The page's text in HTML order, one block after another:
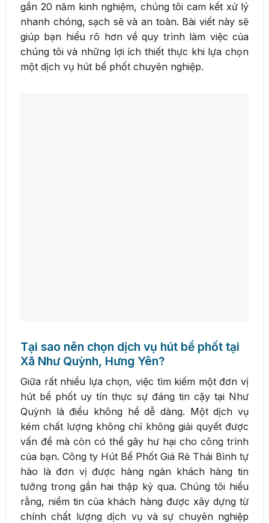
gần 20 năm kinh nghiệm, chúng tôi cam kết xử lý
nhanh chóng, sạch sẽ và an toàn. Bài viết này sẽ
giúp bạn hiểu rõ hơn về quy trình làm việc của
chúng tôi và những lợi ích thiết thực khi lựa chọn
một dịch vụ hút bể phốt chuyên nghiệp.
Tại sao nên chọn dịch vụ hút bể phốt tại
Xã Như Quỳnh, Hưng Yên?
Giữa rất nhiều lựa chọn, việc tìm kiếm một đơn vị
hút bể phốt uy tín thực sự đáng tin cậy tại Như
Quỳnh là điều không hề dễ dàng. Một dịch vụ
kém chất lượng không chỉ không giải quyết được
vấn đề mà còn có thể gây hư hại cho công trình
của bạn. Công ty Hút Bể Phốt Giá Rẻ Thái Bình tự
hào là đơn vị được hàng ngàn khách hàng tin
tưởng trong gần hai thập kỷ qua. Chúng tôi hiểu
rằng, niềm tin của khách hàng được xây dựng từ
chính chất lượng dịch vụ và sự chuyên nghiệp